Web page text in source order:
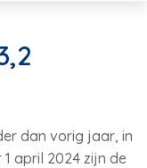
dan vorig jaar, in
april 2024 zijn de